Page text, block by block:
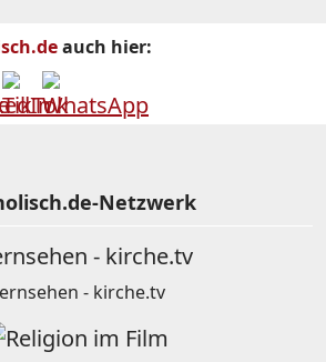
auch hier:
Netzwerk
- kirche.tv